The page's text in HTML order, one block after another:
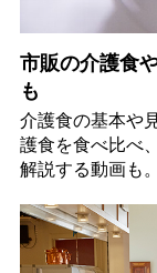
市販の介護食
も
介護食の基本や
護食を食べ比べ
解説する動画も。